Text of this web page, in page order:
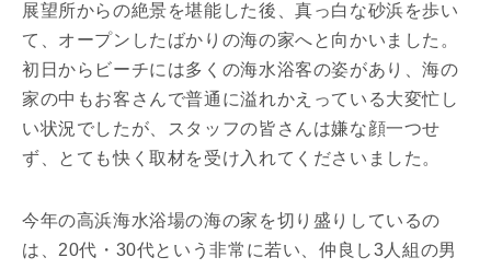
展望所からの絶景を堪能した後、真っ白な砂浜を歩い
て、オープンしたばかりの海の家へと向かいました。
初日からビーチには多くの海水浴客の姿があり、海の
家の中もお客さんで普通に溢れかえっている大変忙し
い状況でしたが、スタッフの皆さんは嫌な顔一つせ
ず、とても快く取材を受け入れてくださいました。
今年の高浜海水浴場の海の家を切り盛りしているの
は、20代・30代という非常に若い、仲良し3人組の男